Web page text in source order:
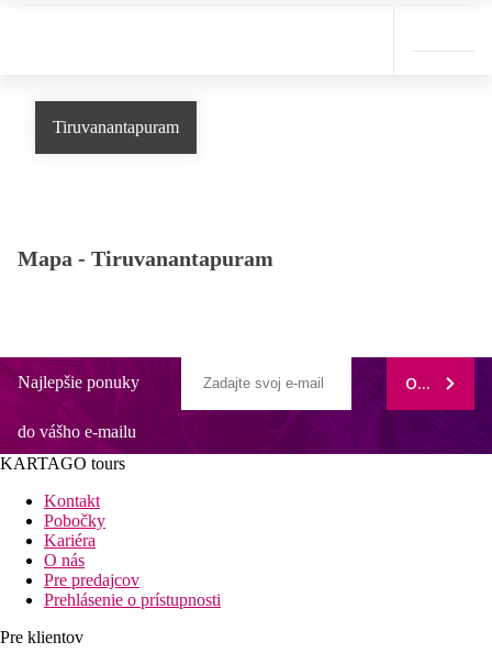
Tiruvanantapuram
Mapa - Tiruvanantapuram
Najlepšie ponuky
do vášho e-mailu
ODOBERAŤ
KARTAGO tours
Kontakt
Pobočky
Kariéra
O nás
Pre predajcov
Prehlásenie o prístupnosti
Pre klientov